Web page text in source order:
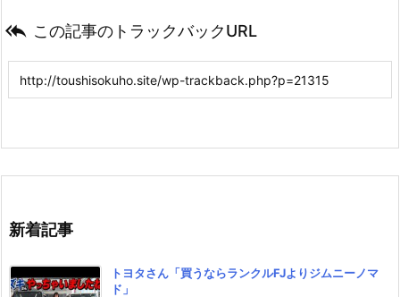
 この記事のトラックバックURL
新着記事
トヨタさん「買うならランクルFJよりジムニーノマ
ド」